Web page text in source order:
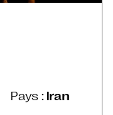
Pays : Iran